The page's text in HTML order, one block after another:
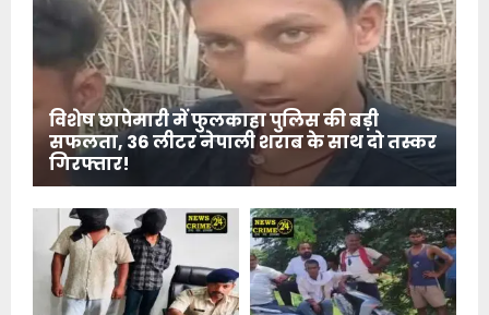
विशेष छापेमारी में फुलकाहा पुलिस की बड़ी
सफलता, 36 लीटर नेपाली शराब के साथ दो तस्कर
गिरफ्तार!